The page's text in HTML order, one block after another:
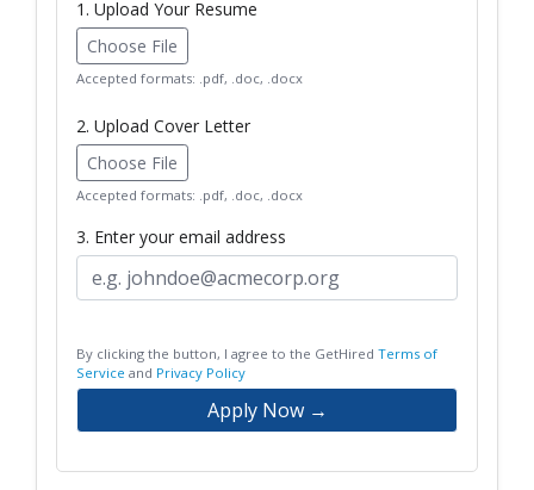
1. Upload Your Resume
Choose File
Accepted formats: .pdf, .doc, .docx
2. Upload Cover Letter
Choose File
Accepted formats: .pdf, .doc, .docx
3. Enter your email address
By clicking the button, I agree to the GetHired Terms of
Service and Privacy Policy
Apply Now →